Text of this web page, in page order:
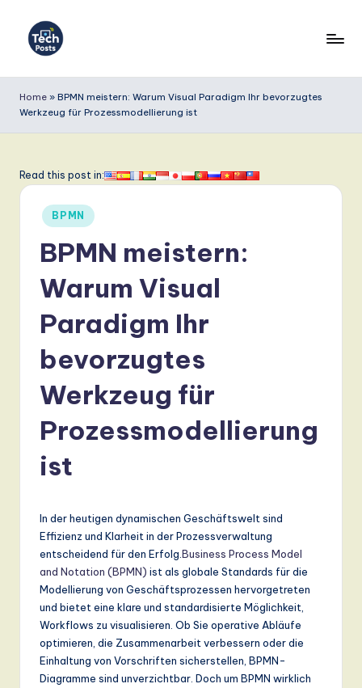
e
c
P
G
m
T
Home » BPMN meistern: Warum Visual Paradigm Ihr bevorzugtes
Werkzeug für Prozessmodellierung ist
Read this post in:
Posted
in
BPMN
BPMN meistern:
Warum Visual
Paradigm Ihr
bevorzugtes
Werkzeug für
Prozessmodellierung
ist
In der heutigen dynamischen Geschäftswelt sind
Effizienz und Klarheit in der Prozessverwaltung
entscheidend für den Erfolg. Business Process Model
and Notation (BPMN) ist als globale Standards für die
Modellierung von Geschäftsprozessen hervorgetreten
und bietet eine klare und standardisierte Möglichkeit,
Workflows zu visualisieren. Ob Sie operative Abläufe
optimieren, die Zusammenarbeit verbessern oder die
Einhaltung von Vorschriften sicherstellen, BPMN-
Diagramme sind unverzichtbar. Doch um BPMN wirklich